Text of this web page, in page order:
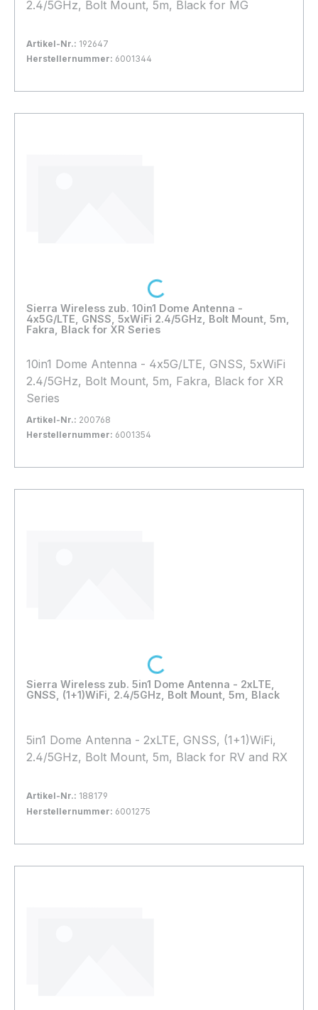
2.4/5GHz, Bolt Mount, 5m, Black for MG
Artikel-Nr.: 192647
Herstellernummer: 6001344
In den Warenkorb
Sierra Wireless zub. 10in1 Dome Antenna -
4x5G/LTE, GNSS, 5xWiFi 2.4/5GHz, Bolt Mount, 5m,
Fakra, Black for XR Series
10in1 Dome Antenna - 4x5G/LTE, GNSS, 5xWiFi
2.4/5GHz, Bolt Mount, 5m, Fakra, Black for XR
Series
Artikel-Nr.: 200768
Herstellernummer: 6001354
In den Warenkorb
Loading...
Sierra Wireless zub. 5in1 Dome Antenna - 2xLTE,
GNSS, (1+1)WiFi, 2.4/5GHz, Bolt Mount, 5m, Black
5in1 Dome Antenna - 2xLTE, GNSS, (1+1)WiFi,
2.4/5GHz, Bolt Mount, 5m, Black for RV and RX
Artikel-Nr.: 188179
Herstellernummer: 6001275
In den Warenkorb
Loading...